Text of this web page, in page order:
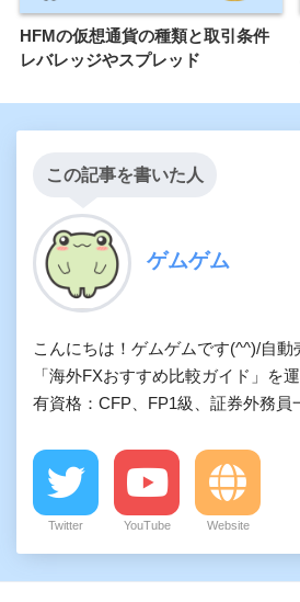
HFMの仮想通貨の種類と取引条件
レバレッジやスプレッド
この記事を書いた人
ゲムゲム
こんにちは！ゲムゲムです(^^)/自動
「海外FXおすすめ比較ガイド」を
有資格：CFP、FP1級、証券外務員
Twitter YouTube Website